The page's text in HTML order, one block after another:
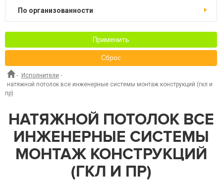
по организованности
Применить
Сброс
- Исполнители -
натяжной потолок все инженерные системы монтаж конструкций (гкл и
пр)
НАТЯЖНОЙ ПОТОЛОК ВСЕ
ИНЖЕНЕРНЫЕ СИСТЕМЫ
МОНТАЖ КОНСТРУКЦИЙ
(ГКЛ И ПР)